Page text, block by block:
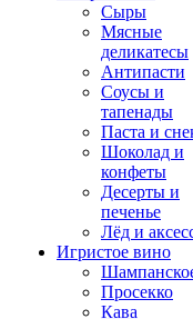
Сыры
Мясные
деликатесы
Антипасти
Соусы и
тапенады
Паста и
Шоколад и
конфеты
Десерты и
печенье
Лёд и
Игристое вино
Просекко
Кава